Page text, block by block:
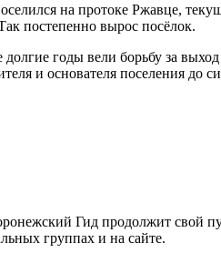
на протоке Ржавце,
постепенно вырос посёлок.
годы вели борьбу за
и основателя поселения до
Гид продолжит свой
группах и на сайте.